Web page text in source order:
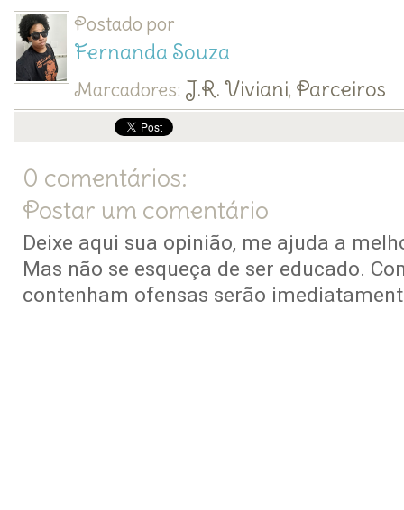
Postado por
Fernanda Souza
Marcadores: J.R. Viviani, Parceiros
0 comentários:
Postar um comentário
Deixe aqui sua opinião, me ajuda a
Mas não se esqueça de ser educado.
contenham ofensas serão